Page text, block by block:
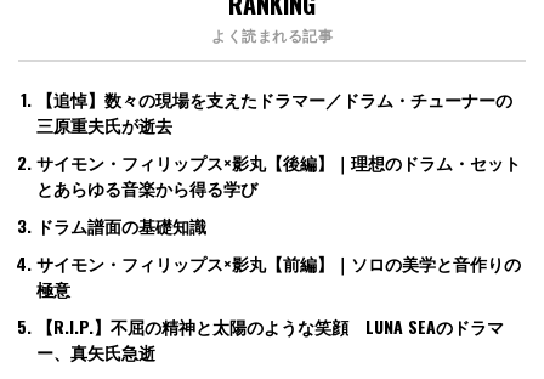
よく読まれる記事
【追悼】数々の現場を支えたドラマー／ドラム・チューナーの
三原重夫氏が逝去
サイモン・フィリップス×影丸【後編】｜理想のドラム・セット
とあらゆる音楽から得る学び
ドラム譜面の基礎知識
サイモン・フィリップス×影丸【前編】｜ソロの美学と音作りの
極意
【R.I.P.】不屈の精神と太陽のような笑顔 LUNA SEAのドラマ
ー、真矢氏急逝